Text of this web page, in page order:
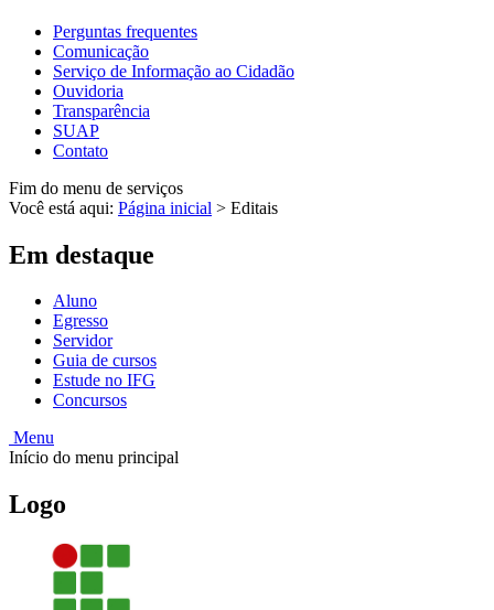
Perguntas frequentes
Comunicação
Serviço de Informação ao Cidadão
Ouvidoria
Transparência
SUAP
Contato
Fim do menu de serviços
Você está aqui: Página inicial > Editais
Em destaque
Aluno
Egresso
Servidor
Guia de cursos
Estude no IFG
Concursos
Menu
Início do menu principal
Logo